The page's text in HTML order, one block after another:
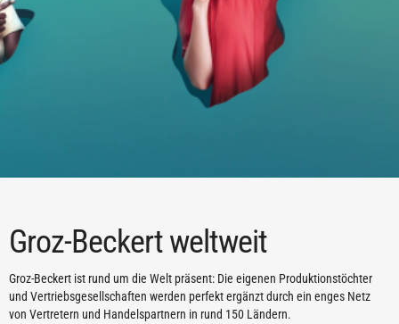
Groz-Beckert weltweit
Groz-Beckert ist rund um die Welt präsent: Die eigenen Produktionstöchter
und Vertriebsgesellschaften werden perfekt ergänzt durch ein enges Netz
von Vertretern und Handelspartnern in rund 150 Ländern.